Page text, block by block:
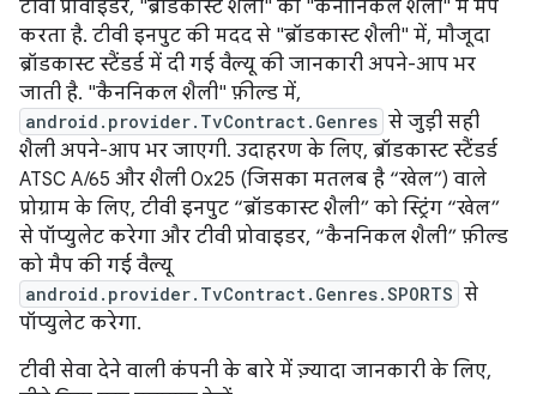
टीवी प्रोवाइडर, "ब्रॉडकास्ट शैली" को "कैनोनिकल शैली" में मैप
करता है. टीवी इनपुट की मदद से "ब्रॉडकास्ट शैली" में, मौजूदा
ब्रॉडकास्ट स्टैंडर्ड में दी गई वैल्यू की जानकारी अपने-आप भर
जाती है. "कैननिकल शैली" फ़ील्ड में,
android.provider.TvContract.Genres से जुड़ी सही
शैली अपने-आप भर जाएगी. उदाहरण के लिए, ब्रॉडकास्ट स्टैंडर्ड
ATSC A/65 और शैली 0x25 (जिसका मतलब है “खेल”) वाले
प्रोग्राम के लिए, टीवी इनपुट “ब्रॉडकास्ट शैली” को स्ट्रिंग “खेल”
से पॉप्युलेट करेगा और टीवी प्रोवाइडर, “कैननिकल शैली” फ़ील्ड
को मैप की गई वैल्यू
android.provider.TvContract.Genres.SPORTS से
पॉप्युलेट करेगा.
टीवी सेवा देने वाली कंपनी के बारे में ज़्यादा जानकारी के लिए,